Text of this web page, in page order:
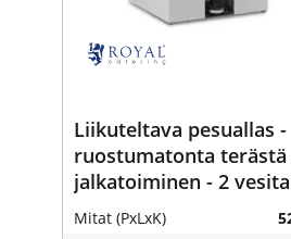
Liikuteltava pesuallas -
ruostumatonta terästä
jalkatoiminen - 2
357 x 120 mm - Royal
Mitat (PxLxK)